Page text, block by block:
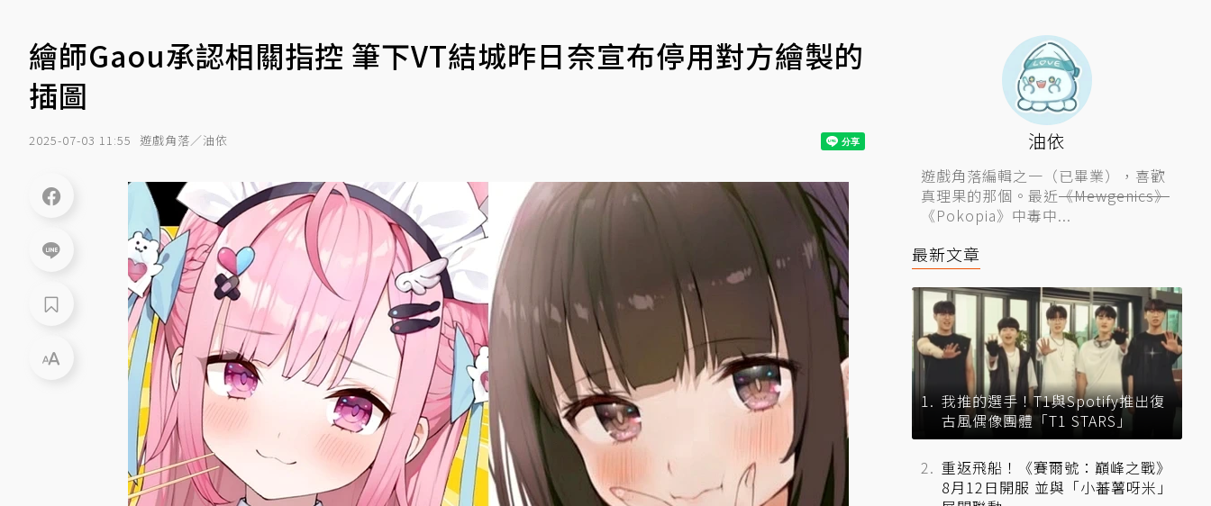
繪師Gaou承認相關指控 筆下VT結城昨日奈宣布停用對方繪製的
插圖
2025-07-03 11:55 遊戲角落／油依 油依
遊戲角落編輯之一（已畢業），喜歡
真理果的那個。最近《Mewgenics》
《Pokopia》中毒中...
最新文章
我推的選手！T1與Spotify推出復
古風偶像團體「T1 STARS」
重返飛船！《賽爾號：巔峰之戰》
8月12日開服 並與「小蕃薯呀米」